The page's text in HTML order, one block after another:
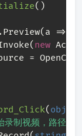
( )
=>
new
=
( object
制视频，路径保